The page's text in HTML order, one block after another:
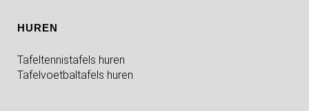
HUREN
Tafeltennistafels huren
Tafelvoetbaltafels huren